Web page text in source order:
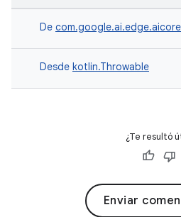
De
Desde kotlin.Throwable
¿Te resultó
Enviar